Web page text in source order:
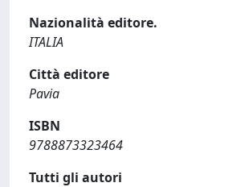
Nazionalità editore.
ITALIA
Città editore
Pavia
ISBN
9788873323464
Tutti gli autori